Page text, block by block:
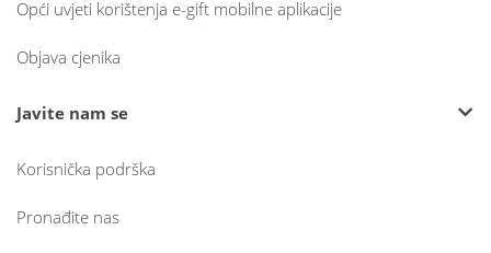
Opći uvjeti korištenja e-gift mobilne aplikacije
Objava cjenika
Javite nam se
Korisnička podrška
Pronađite nas